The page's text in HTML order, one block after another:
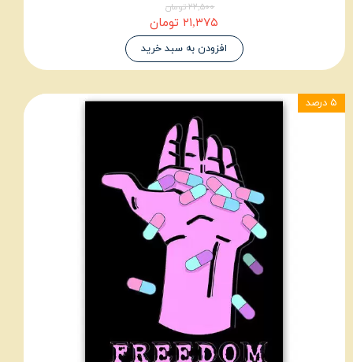
۲۲,۵۰۰ تومان
۲۱,۳۷۵ تومان
افزودن به سبد خرید
۵ درصد